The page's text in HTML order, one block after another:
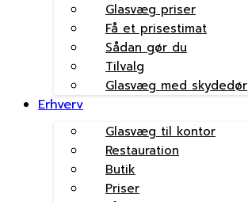
Glasvæg priser
Få et prisestimat
Sådan gør du
Tilvalg
Glasvæg med skydedør
Erhverv
Glasvæg til kontor
Restauration
Butik
Priser